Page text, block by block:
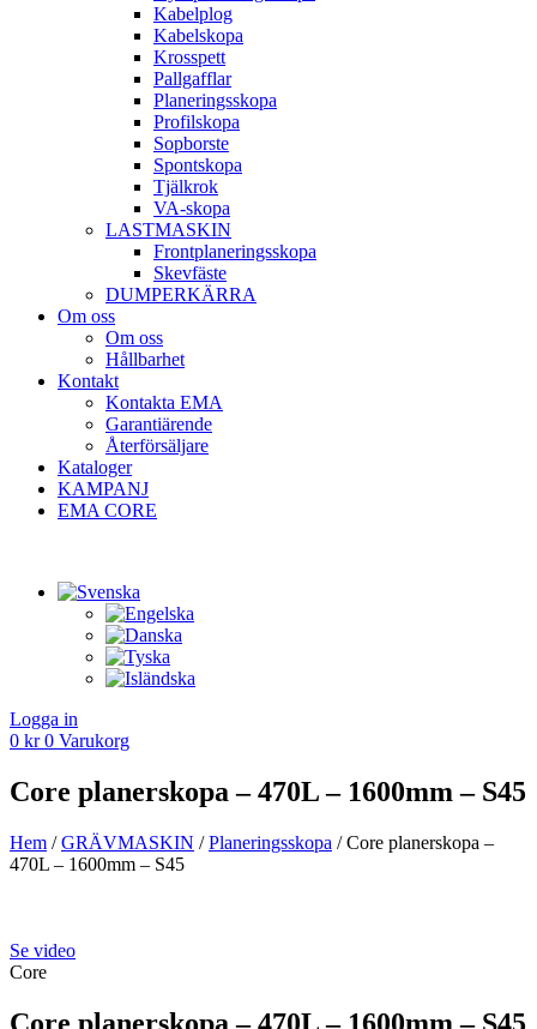
Kabel­plog
Kabel­skopa
Kros­spett
Pallgafflar
Planerings­skopa
Profil­skopa
Sop­borste
Spont­skopa
Tjäl­krok
VA­-skopa
LAST­MASKIN
Front­planerings­skopa
Skev­fäste
DUMPER­KÄRRA
Om oss
Om oss
Hållbarhet
Kontakt
Kontakta EMA
Garantiärende
Återförsäljare
Kataloger
KAMPANJ
EMA CORE
Logga in
0 kr 0 Varukorg
Core planerskopa – 470L – 1600mm – S45
Hem /GRÄV­MASKIN /Planerings­skopa / Core planerskopa –
470L – 1600mm – S45
Se video
Core
Core planerskopa – 470L – 1600mm – S45